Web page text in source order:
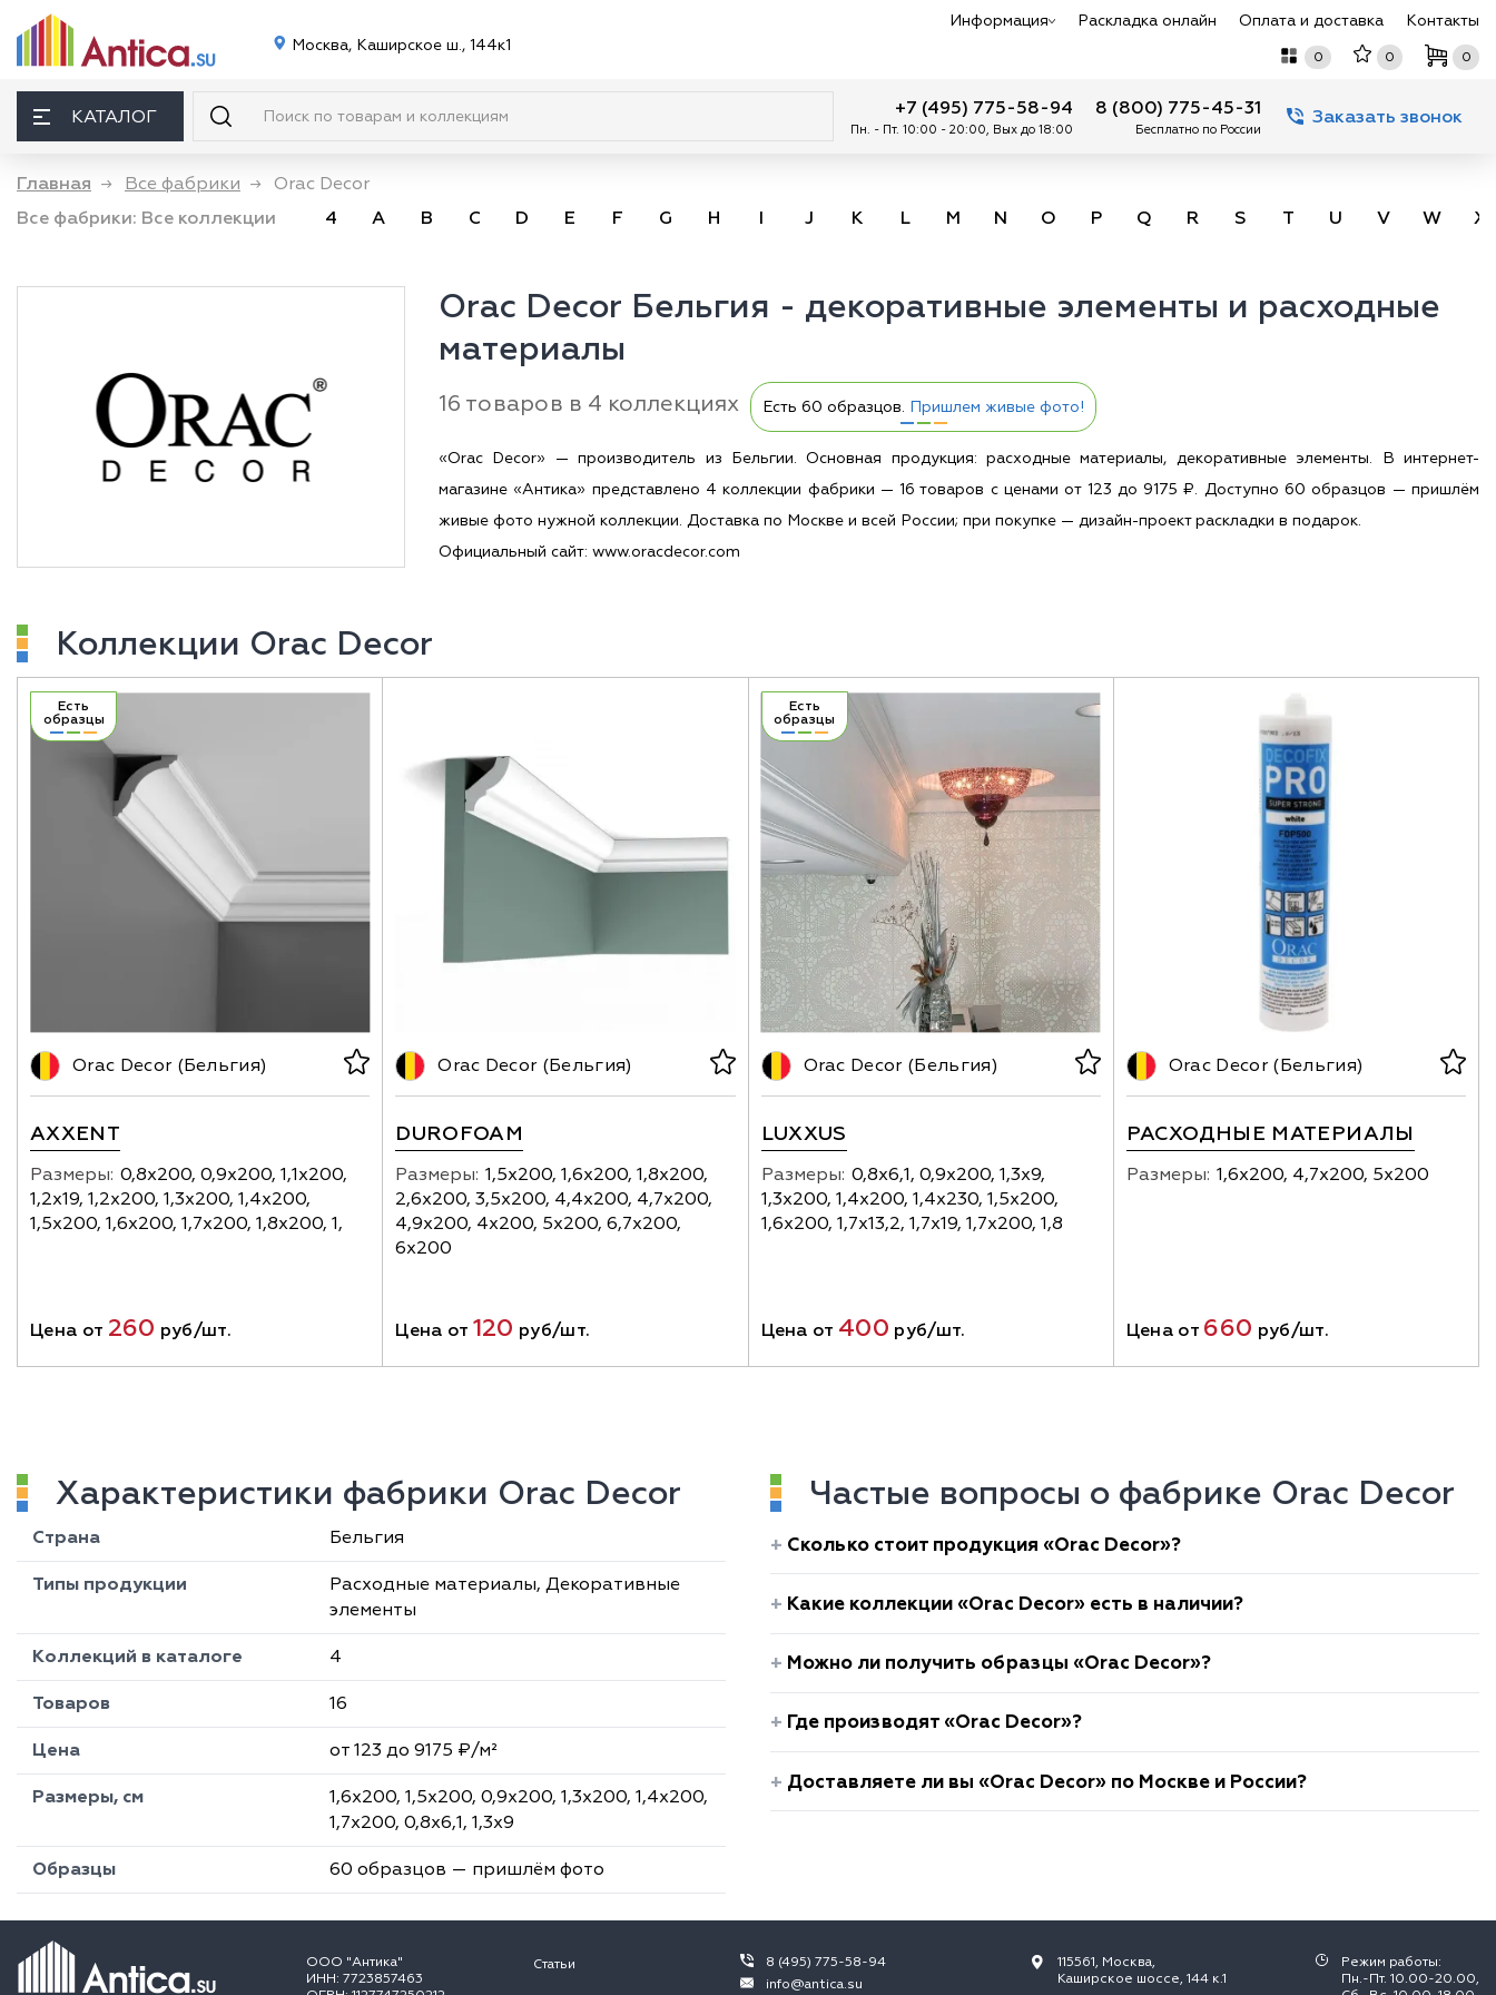
Москва, Каширское ш., 144к1
Информация Раскладка онлайн Оплата и доставка Контакты
0 0 0
КАТАЛОГ +7 (495) 775-58-94
Пн. - Пт. 10:00 - 20:00, Вых до 18:00
8 (800) 775-45-31
Бесплатно по России
Заказать звонок
Главная → Все фабрики → Orac Decor
Все фабрики: Все коллекции 4 A B C D E F G H I J K L M N O P Q R S T U V W X
Orac Decor Бельгия - декоративные элементы и расходные
материалы
16 товаров в 4 коллекциях Есть 60 образцов. Пришлем живые фото!
«Orac Decor» — производитель из Бельгии. Основная продукция: расходные материалы, декоративные элементы. В интернет-
магазине «Антика» представлено 4 коллекции фабрики — 16 товаров с ценами от 123 до 9175 ₽. Доступно 60 образцов — пришлём
живые фото нужной коллекции. Доставка по Москве и всей России; при покупке — дизайн-проект раскладки в подарок.
Официальный сайт: www.oracdecor.com
Коллекции Orac Decor
Есть
образцы
Orac Decor (Бельгия)
AXXENT
Размеры: 0,8х200, 0,9х200, 1,1х200,
1,2х19, 1,2х200, 1,3х200, 1,4х200,
1,5х200, 1,6х200, 1,7х200, 1,8х200, 1,
Цена от 260 руб/шт.
Orac Decor (Бельгия)
DUROFOAM
Размеры: 1,5х200, 1,6х200, 1,8х200,
2,6х200, 3,5х200, 4,4х200, 4,7х200,
4,9х200, 4х200, 5х200, 6,7х200,
6х200
Цена от 120 руб/шт.
Есть
образцы
Orac Decor (Бельгия)
LUXXUS
Размеры: 0,8х6,1, 0,9х200, 1,3х9,
1,3х200, 1,4х200, 1,4х230, 1,5х200,
1,6х200, 1,7х13,2, 1,7х19, 1,7х200, 1,8
Цена от 400 руб/шт.
Orac Decor (Бельгия)
РАСХОДНЫЕ МАТЕРИАЛЫ
Размеры: 1,6х200, 4,7х200, 5х200
Цена от 660 руб/шт.
Характеристики фабрики Orac Decor
Страна Бельгия
Типы продукции
Расходные материалы, Декоративные
элементы
Коллекций в каталоге 4
Товаров 16
Цена от 123 до 9175 ₽/м²
Размеры, см
1,6х200, 1,5х200, 0,9х200, 1,3х200, 1,4х200,
1,7х200, 0,8х6,1, 1,3х9
Образцы 60 образцов — пришлём фото
Частые вопросы о фабрике Orac Decor
Сколько стоит продукция «Orac Decor»?
Какие коллекции «Orac Decor» есть в наличии?
Можно ли получить образцы «Orac Decor»?
Где производят «Orac Decor»?
Доставляете ли вы «Orac Decor» по Москве и России?
ООО "Антика"
ИНН: 7723857463
Статьи
8 (495) 775-58-94
info@antica.su
115561, Москва,
Каширское шоссе, 144 к.1
Режим работы:
Пн.-Пт. 10.00-20.00,